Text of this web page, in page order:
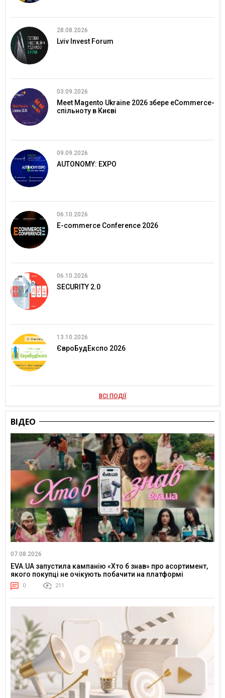
28.08.2026
Lviv Invest Forum
03.09.2026
Meet Magento Ukraine 2026 збере eCommerce-
спільноту в Києві
09.09.2026
AUTONOMY: EXPO
06.10.2026
E-commerce Conference 2026
06.10.2026
SECURITY 2.0
13.10.2026
ЄвроБудЕкспо 2026
ВСІ ПОДІЇ
ВІДЕО
07.08.2026
EVA.UA запустила кампанію «Хто б знав» про асортимент,
якого покупці не очікують побачити на платформі
0 211